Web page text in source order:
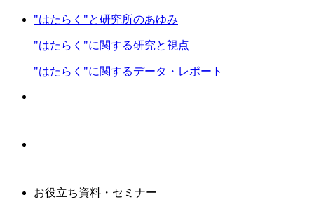
"はたらく"と研究所のあゆみ
"はたらく"に関する研究と視点
"はたらく"に関するデータ・レポート
お役立ち資料・セミナー